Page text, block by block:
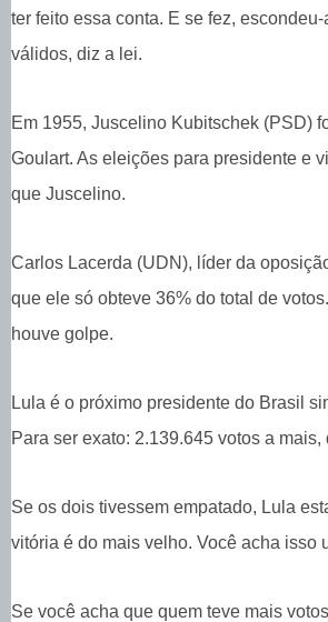
ter feito essa conta. E se fez,
válidos, diz a lei.
Em 1955, Juscelino Kubitschek (PSD)
Goulart. As eleições para presidente e
que Juscelino.
Carlos Lacerda (UDN), líder da
que ele só obteve 36% do total de
houve golpe.
Lula é o próximo presidente do Brasil
Para ser exato: 2.139.645 votos a
Se os dois tivessem empatado, Lula
vitória é do mais velho. Você acha isso
Se você acha que quem teve mais